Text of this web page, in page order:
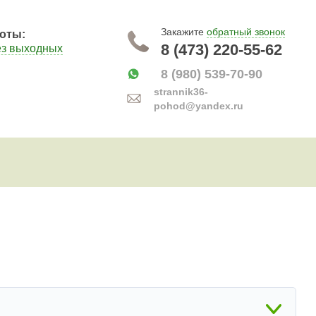
выходных
Закажите обратный звонок
8 (473) 220-55-62
8 (980) 539-70-90
strannik36-
pohod@yandex.ru